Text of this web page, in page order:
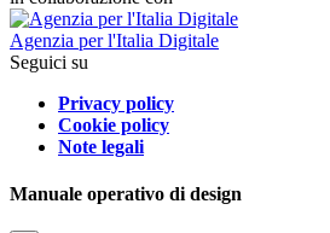
Agenzia per l'Italia Digitale
Seguici su
Privacy policy
Cookie policy
Note legali
Manuale operativo di design